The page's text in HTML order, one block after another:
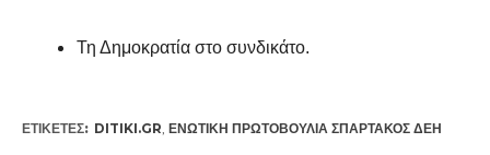
Τη Δημοκρατία στο συνδικάτο.
ΕΤΙΚΕΤΕΣ: DITIKI.GR, ΕΝΩΤΙΚΉ ΠΡΩΤΟΒΟΥΛΊΑ ΣΠΑΡΤΑΚΟΣ ΔΕΗ